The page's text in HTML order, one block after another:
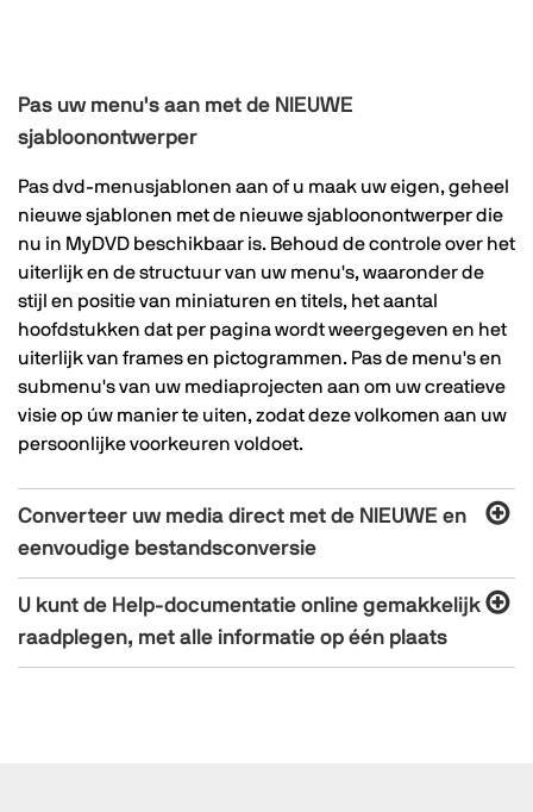
Pas uw menu's aan met de NIEUWE
sjabloonontwerper
Pas dvd-menusjablonen aan of u maak uw eigen, geheel
nieuwe sjablonen met de nieuwe sjabloonontwerper die
nu in MyDVD beschikbaar is. Behoud de controle over het
uiterlijk en de structuur van uw menu's, waaronder de
stijl en positie van miniaturen en titels, het aantal
hoofdstukken dat per pagina wordt weergegeven en het
uiterlijk van frames en pictogrammen. Pas de menu's en
submenu's van uw mediaprojecten aan om uw creatieve
visie op úw manier te uiten, zodat deze volkomen aan uw
persoonlijke voorkeuren voldoet.
Converteer uw media direct met de NIEUWE en
eenvoudige bestandsconversie
U kunt de Help-documentatie online gemakkelijk
raadplegen, met alle informatie op één plaats